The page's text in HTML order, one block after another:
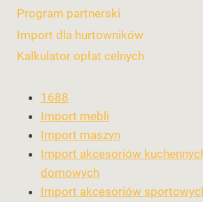
Program partnerski
Import dla hurtowników
Kalkulator opłat celnych
1688
Import mebli
Import maszyn
Import akcesoriów
domowych
Import akcesoriów